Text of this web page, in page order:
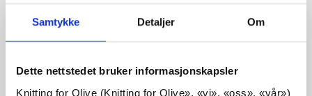
Samtykke Detaljer Om
Dette nettstedet bruker informasjonskapsler
Knitting for Olive (Knitting for Olive», «vi», «oss», «vår»)
NUUK GLOVES
€4,20